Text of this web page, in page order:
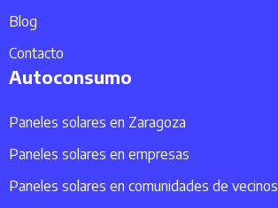
Blog
Contacto
Autoconsumo
Paneles solares en Zaragoza
Paneles solares en empresas
Paneles solares en comunidades de vecinos